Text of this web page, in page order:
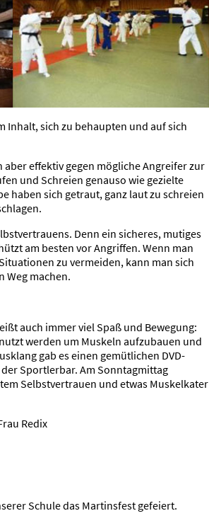
Inhalt, sich zu behaupten und auf sich
effektiv gegen mögliche Angreifer zur
und Schreien genauso wie gezielte
haben sich getraut, ganz laut zu schreien
Denn ein sicheres, mutiges
am besten vor Angriffen. Wenn man
zu vermeiden, kann man sich
Weg machen.
auch immer viel Spaß und Bewegung:
werden um Muskeln aufzubauen und
gab es einen gemütlichen DVD-
Sportlerbar. Am Sonntagmittag
Selbstvertrauen und etwas Muskelkater
Redix
Schule das Martinsfest gefeiert.